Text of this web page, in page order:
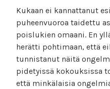
Kukaan ei kannattanut
puheenvuoroa taidettu
poislukien omaani. En
herätti pohtimaan, että
tunnistanut näitä
pidetyissä kokouksissa
että minkälaisia